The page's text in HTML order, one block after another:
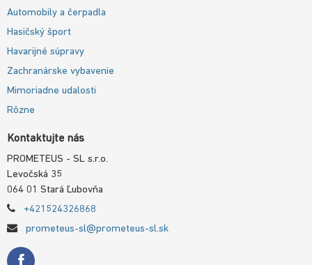
Automobily a čerpadla
Hasičský šport
Havarijné súpravy
Zachranárske vybavenie
Mimoriadne udalosti
Rôzne
Kontaktujte nás
PROMETEUS - SL s.r.o.
Levočská 35
064 01 Stará Ľubovňa
+421524326868
prometeus-sl@prometeus-sl.sk